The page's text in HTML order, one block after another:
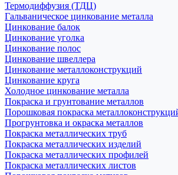
Термодиффузия (ТДЦ)
Гальваническое цинкование металла
Цинкование балок
Цинкование уголка
Цинкование полос
Цинкование швеллера
Цинкование металлоконструкций
Цинкование круга
Холодное цинкование металла
Покраска и грунтование металлов
Порошковая покраска
Прогрунтовка и окраска металлов
Покраска металлических труб
Покраска металлических изделий
Покраска металлических профилей
Покраска металлических листов